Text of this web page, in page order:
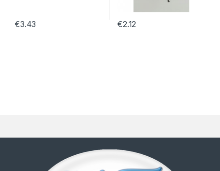
€3.43 €2.12